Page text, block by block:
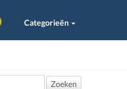
Categorieën
Zoeken